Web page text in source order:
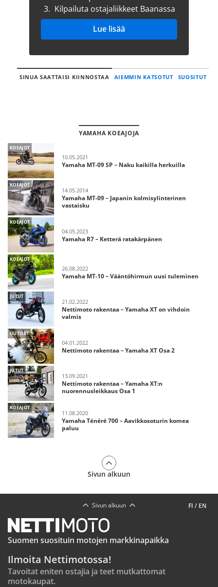
3. Kilpailuta ostajaliikkeet Baanassa
Lue lisää
SINUA SAATTAISI KIINNOSTAA AIEMMIN KATSOTUT SUOSITUT
YAMAHA KOEAJOJA
KOEAJOT
10.05.2021
Yamaha MT-09 SP – Naku kaikilla herkuilla
KOEAJOT
14.05.2014
Yamaha MT-09 – Japanin kolmisylinterinen
vastaisku
KOEAJOT
04.05.2023
Yamaha R7 – Ketterä ratakärpänen
KOEAJOT
26.08.2022
Yamaha MT-10 – Vääntöhirmun uusi tuleminen
JUTUT
21.02.2022
Nettimoto rakentaa – Yamaha XT on vihdoin
valmis
UUTISET
04.01.2022
Nettimoto rakentaa – Yamaha XT Osa 2
JUTUT
13.09.2021
Nettimoto rakentaa – Yamaha XT:n
nuorennusleikkaus Osa 1
KOEAJOT
11.08.2020
Yamaha Ténéré 700 – Aavikkosoturin komea
paluu
Sivun alkuun
FI / EN
Sivun alkuun
Suomen suosituin motojen markkinapaikka
Ilmoita Nettimotossa!
Tavoitat eniten ostajia ja teet mutkattomat
motokaupat.